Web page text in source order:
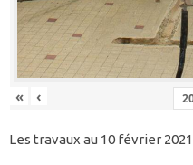
« ‹
Les travaux au 10 février 2021